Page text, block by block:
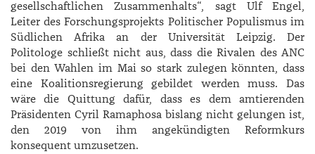
gesellschaftlichen Zusammenhalts“, sagt ­Ulf ­Engel,
Leiter des Forschungsprojekts Politischer Populismus im
Südlichen Afrika an der Universität Leipzig. Der
Politologe schließt nicht aus, dass die Rivalen des ANC
bei den Wahlen im Mai so stark zulegen könnten, dass
eine Koalitionsregierung gebildet werden muss. Das
wäre die Quittung dafür, dass es dem amtierenden
Präsidenten ­Cyril ­Ramaphosa bislang nicht gelungen ist,
den 2019 von ihm angekündigten Reformkurs
konsequent umzusetzen.